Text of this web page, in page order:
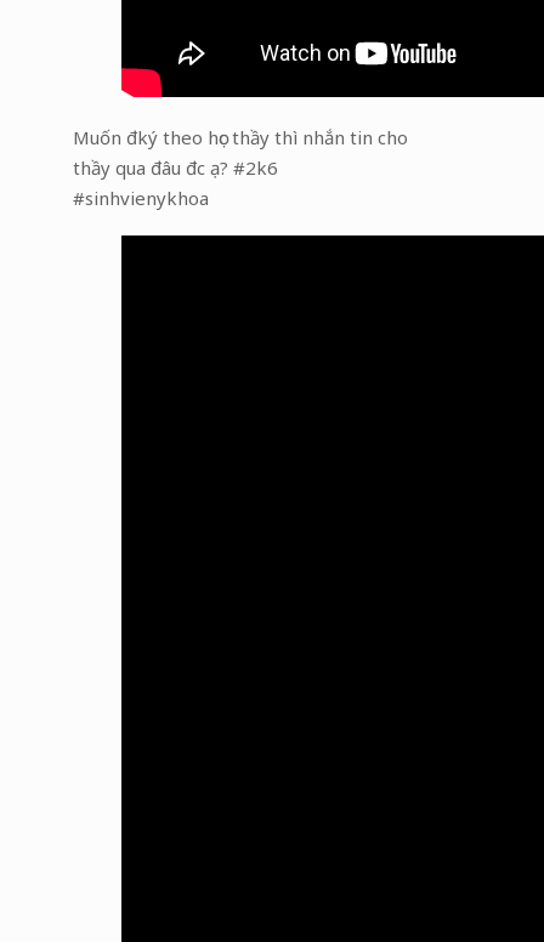
Muốn đký theo học thầy thì nhắn tin cho
thầy qua đâu đc ạ? #2k6
#sinhvienykhoa